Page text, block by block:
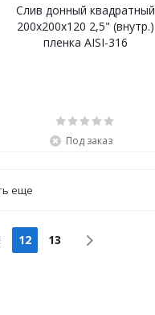
Слив донный квадратный
200х200х120 2,5" (внутр.)
пленка AISI-316
Под заказ
еще
12 13